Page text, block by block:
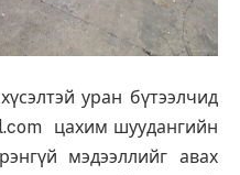
уран бүтээлчид
цахим шуудангийн
мэдээллийг авах